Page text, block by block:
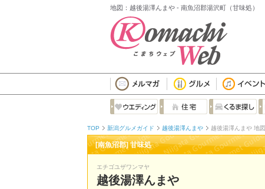
地図：越後湯澤んまや - 南魚沼郡湯沢町（甘味処）
TOP 新潟グルメガイド 越後湯澤んまや 越後湯澤んまや 地図
[南魚沼郡] 甘味処
エチゴユザワンマヤ
越後湯澤んまや